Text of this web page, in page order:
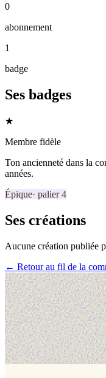
0
abonnement
1
badge
Ses badges
★
Membre fidèle
Ton ancienneté dans la
années.
Épique· palier4
Ses créations
Aucune création publiée
← Retour au fil de la